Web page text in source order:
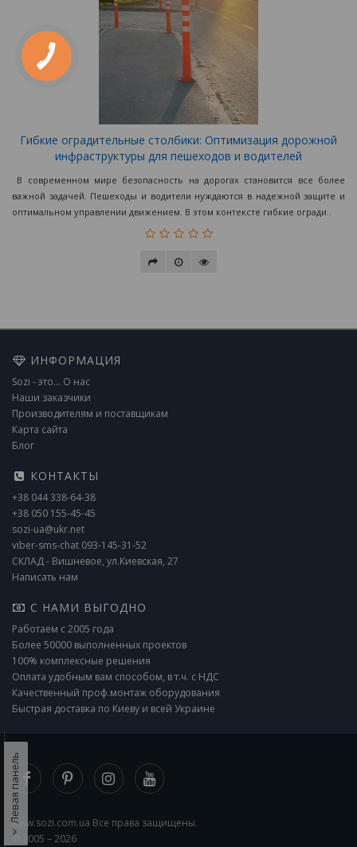
Гибкие оградительные столбики: Оптимизация дорожной
инфраструктуры для пешеходов и водителей
В современном мире безопасность на дорогах становится все более
важной задачей. Пешеходы и водители нуждаются в надежной защите и
оптимальном управлении движением. В этом контексте гибкие огради..
ИНФОРМАЦИЯ
Sozi - это... О нас
Наши заказчики
Производителям и поставщикам
Карта сайта
Блог
КОНТАКТЫ
+38 044 338-64-38
+38 050 155-45-45
sozi-ua@ukr.net
viber-sms-chat 093-145-31-52
СКЛАД - Вишневое, ул.Киевская, 27
Написать нам
С НАМИ ВЫГОДНО
Работаем с 2005 года
Более 50000 выполненных проектов
100% комплексные решения
Оплата удобным вам способом, в т.ч. с НДС
Качественный проф.монтаж оборудования
Быстрая доставка по Киеву и всей Украине
www.sozi.com.ua Все права защищены.
© 2005 – 2026
Левая панель